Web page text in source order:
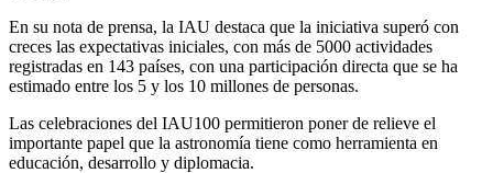
En su nota de prensa, la IAU destaca que la iniciativa superó con
creces las expectativas iniciales, con más de 5000 actividades
registradas en 143 países, con una participación directa que se ha
estimado entre los 5 y los 10 millones de personas.
Las celebraciones del IAU100 permitieron poner de relieve el
importante papel que la astronomía tiene como herramienta en
educación, desarrollo y diplomacia.